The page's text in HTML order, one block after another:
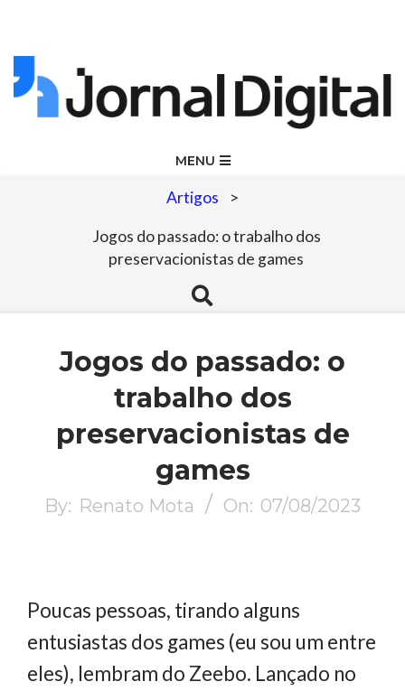
Skip
to
Jornal
Digital
MENU
Artigos >
Jogos do passado: o trabalho dos
preservacionistas de games
Search
Jogos do passado: o
trabalho dos
preservacionistas de
games
By: Renato Mota On: 07/08/2023
Poucas pessoas, tirando alguns
entusiastas dos games (eu sou um entre
eles), lembram do Zeebo. Lançado no